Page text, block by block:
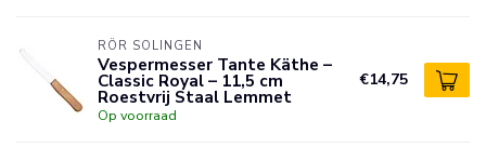
RÖR SOLINGEN
Vespermesser Tante Käthe –
Classic Royal – 11,5 cm
Roestvrij Staal Lemmet
Op voorraad
€14,75